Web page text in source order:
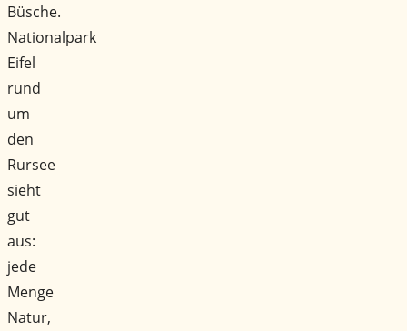
Büsche.
Nationalpark
Eifel
rund
um
den
Rursee
sieht
gut
aus:
jede
Menge
Natur,